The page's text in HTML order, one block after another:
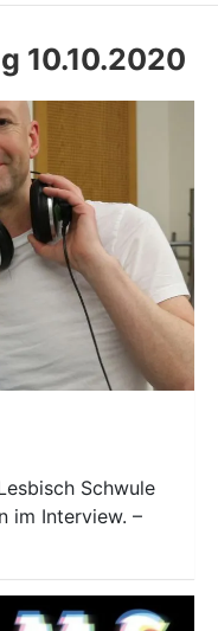
10.10.2020
Schwule
im Interview. –